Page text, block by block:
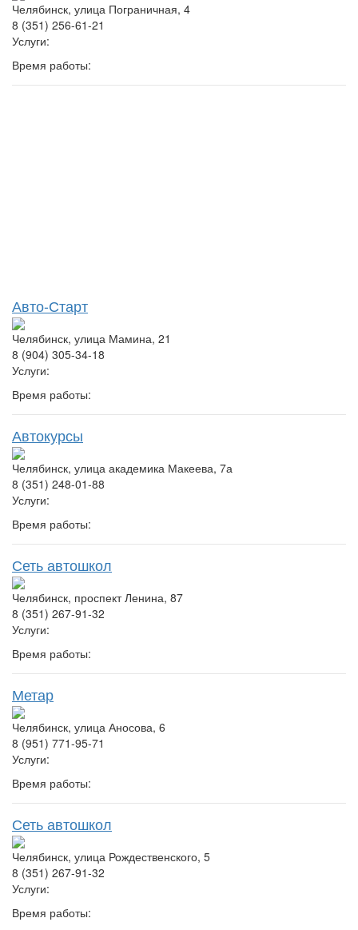
Челябинск, улица Пограничная, 4
8 (351) 256-61-21
Услуги:
Время работы:
Авто-Старт
Челябинск, улица Мамина, 21
8 (904) 305-34-18
Услуги:
Время работы:
Автокурсы
Челябинск, улица академика Макеева, 7а
8 (351) 248-01-88
Услуги:
Время работы:
Сеть автошкол
Челябинск, проспект Ленина, 87
8 (351) 267-91-32
Услуги:
Время работы:
Метар
Челябинск, улица Аносова, 6
8 (951) 771-95-71
Услуги:
Время работы:
Сеть автошкол
Челябинск, улица Рождественского, 5
8 (351) 267-91-32
Услуги:
Время работы: